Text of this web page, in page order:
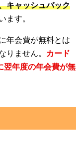
キャッシュバック
ます。
年会費が無料とは
りません。
カード
翌年度の年会費が無